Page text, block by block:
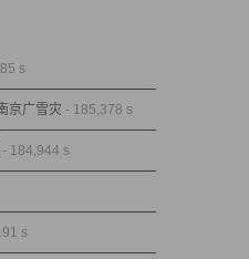
s
京广雪灾 - 185,378 s
- 184,944 s
s